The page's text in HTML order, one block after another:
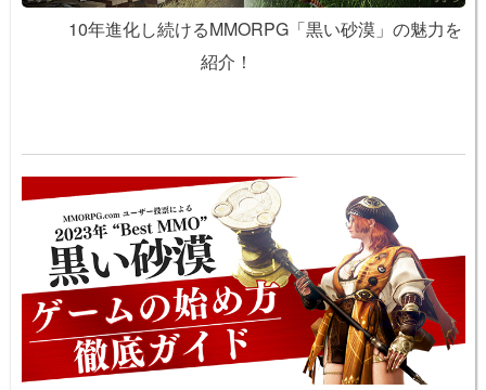
10年進化し続けるMMORPG「黒い砂漠」の魅力を
紹介！